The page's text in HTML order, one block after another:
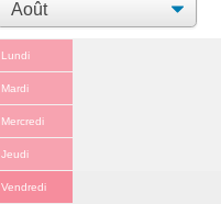
Lundi
Mardi
Mercredi
Jeudi
Vendredi